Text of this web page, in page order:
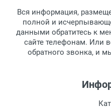
Перечисление
Для
обязательно
Заказ
рабочих дней с
Вся информация,
полной и
данными обратитесь к
сайте телефонам. Или
обратного звонка, и